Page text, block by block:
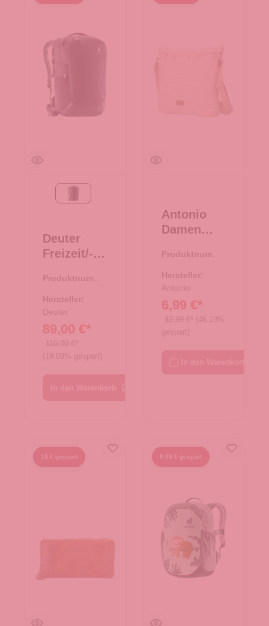
Deuter
Freizeit/-
sack
Gigant
Black
Produktnumme
Hersteller:
Deuter
89,00 €*
110,00 €*
(19.09% gespart)
Antonio
Damen
Tasche M -
beige
Produktnumme
Hersteller:
Antonio
6,99 €*
12,99 €* (46.19%
gespart)
13 € gespart 9,05 € gespart